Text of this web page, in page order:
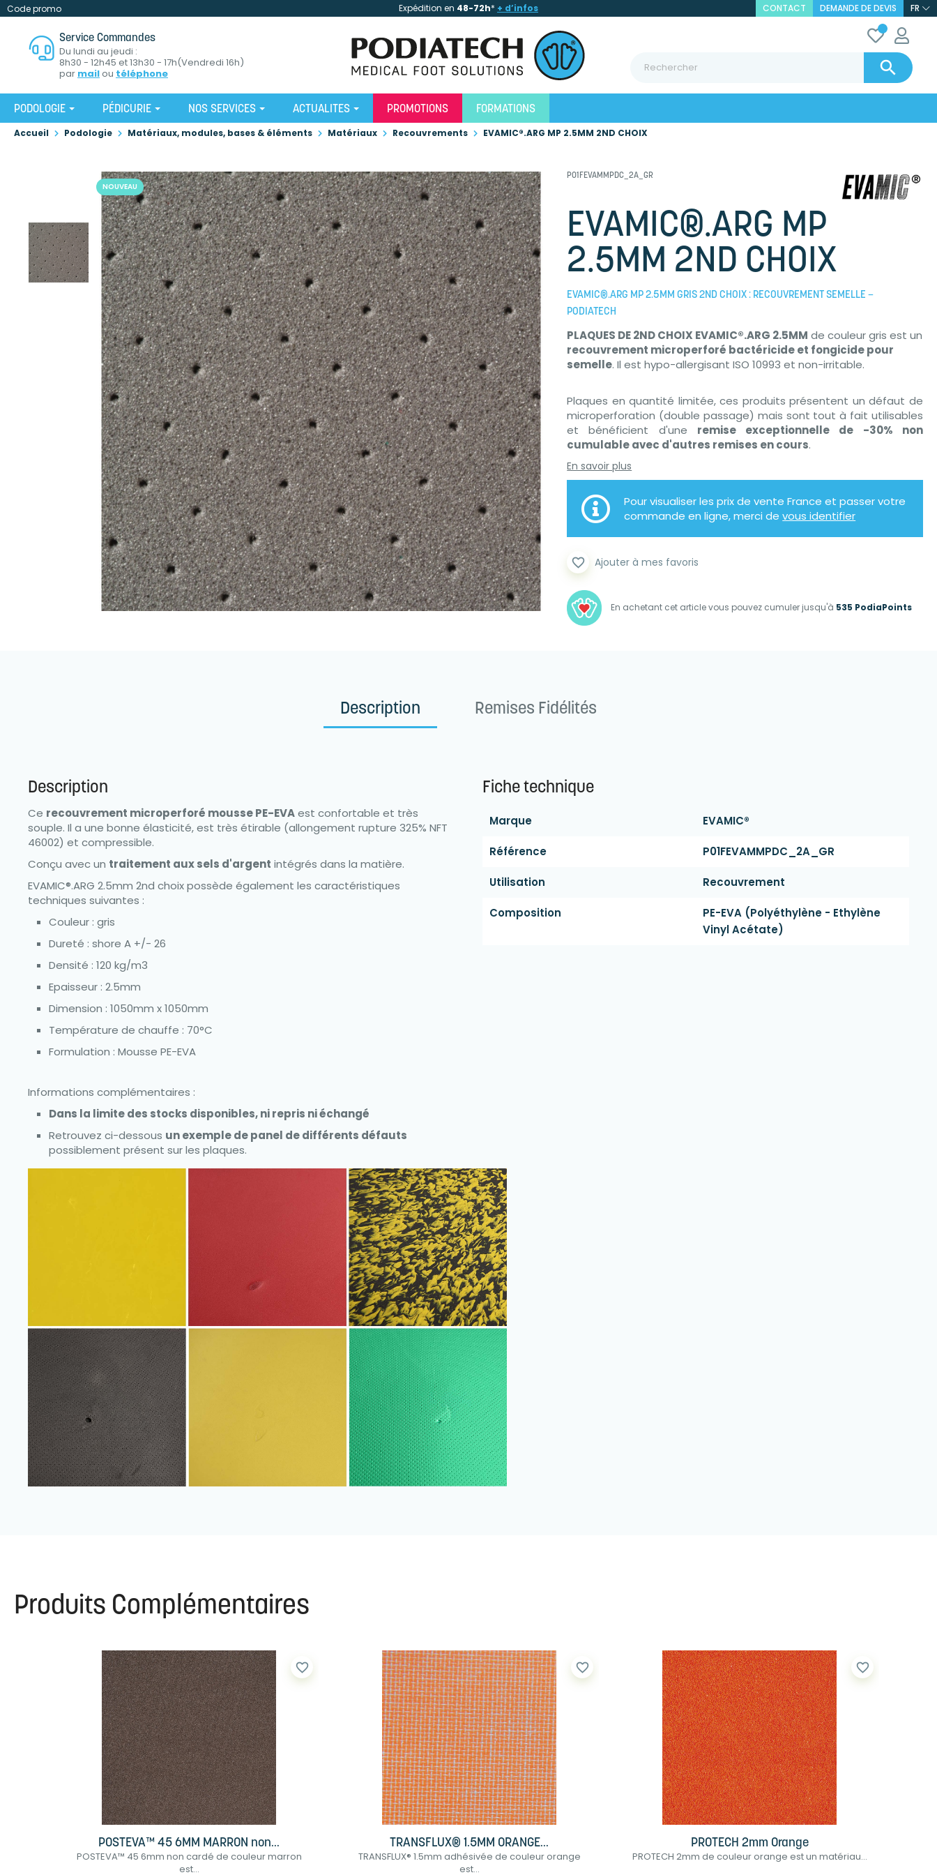
Code promo Expédition en 48-72h* + d’infos CONTACT DEMANDE DE DEVIS FR
Service Commandes
Du lundi au jeudi :
8h30 - 12h45 et 13h30 - 17h(Vendredi 16h)
par mailou téléphone 
PODOLOGIE PÉDICURIE NOS SERVICES ACTUALITES PROMOTIONS FORMATIONS
Accueil Podologie Matériaux, modules, bases & éléments Matériaux Recouvrements EVAMIC®.ARG MP 2.5MM 2ND CHOIX
NOUVEAU
P01FEVAMMPDC_2A_GR
EVAMIC®.ARG MP
2.5MM 2ND CHOIX
EVAMIC®.ARG MP 2.5MM GRIS 2ND CHOIX : RECOUVREMENT SEMELLE –
PODIATECH
PLAQUES DE 2ND CHOIX EVAMIC®.ARG 2.5MM de couleur gris est un
recouvrement microperforé bactéricide et fongicide pour
semelle. Il est hypo-allergisant ISO 10993 et non-irritable.
Plaques en quantité limitée, ces produits présentent un défaut de
microperforation (double passage) mais sont tout à fait utilisables
et bénéficient d'une remise exceptionnelle de -30% non
cumulable avec d'autres remises en cours.
En savoir plus
Pour visualiser les prix de vente France et passer votre
commande en ligne, merci devous identifier
En achetant cet article vous pouvez cumuler jusqu'à 535 PodiaPoints
favorite_border Ajouter à mes favoris
Description Remises Fidélités
Description
Ce recouvrement microperforé mousse PE-EVAest confortable et très
souple. Il a une bonne élasticité, est très étirable (allongement rupture 325% NFT
46002) et compressible.
Conçu avec un traitement aux sels d'argent intégrés dans la matière.
EVAMIC®.ARG 2.5mm 2nd choix possède également les caractéristiques
techniques suivantes :
Couleur : gris
Dureté : shore A +/- 26
Densité : 120 kg/m3
Epaisseur : 2.5mm
Dimension : 1050mm x 1050mm
Température de chauffe : 70°C
Formulation : Mousse PE-EVA
Informations complémentaires :
Dans la limite des stocks disponibles, ni repris ni échangé
Retrouvez ci-dessous un exemple de panel de différents défauts
possiblement présent sur les plaques.
Fiche technique
Marque EVAMIC®
Référence P01FEVAMMPDC_2A_GR
Utilisation Recouvrement
Composition
PE-EVA (polyéthylène - Ethylène
Vinyl Acétate)
Produits Complémentaires
POSTEVA™ 45 6MM MARRON non...
POSTEVA™ 45 6mm non cardé de couleur marron
est...
favorite_border
TRANSFLUX® 1.5MM ORANGE...
TRANSFLUX® 1.5mm adhésivée de couleur orange
est...
favorite_border
PROTECH 2mm Orange
PROTECH 2mm de couleur orange est un matériau...
favorite_border